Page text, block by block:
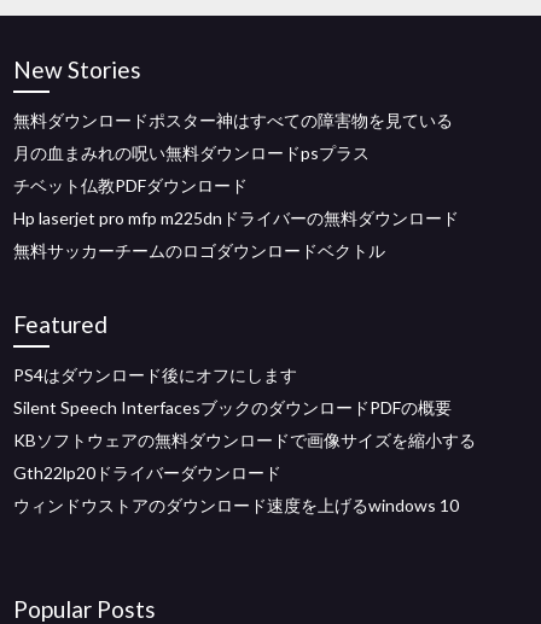
New Stories
無料ダウンロードポスター神はすべての障害物を見ている
月の血まみれの呪い無料ダウンロードpsプラス
チベット仏教PDFダウンロード
Hp laserjet pro mfp m225dnドライバーの無料ダウンロード
無料サッカーチームのロゴダウンロードベクトル
Featured
PS4はダウンロード後にオフにします
Silent Speech InterfacesブックのダウンロードPDFの概要
KBソフトウェアの無料ダウンロードで画像サイズを縮小する
Gth22lp20ドライバーダウンロード
ウィンドウストアのダウンロード速度を上げるwindows 10
Popular Posts